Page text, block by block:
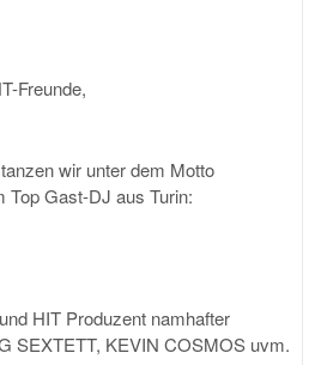
Freunde,
wir unter dem Motto
Top Gast-DJ aus Turin:
HIT Produzent namhafter
SEXTETT, KEVIN COSMOS uvm.